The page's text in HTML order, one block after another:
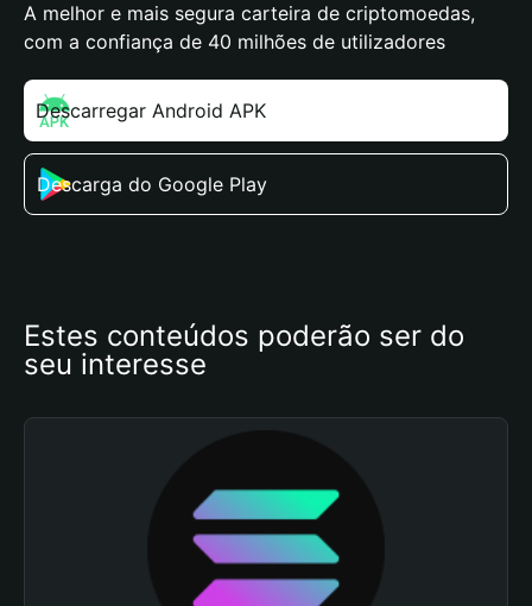
A melhor e mais segura carteira de criptomoedas,
com a confiança de 40 milhões de utilizadores
Descarregar Android APK
Descarga do Google Play
Estes conteúdos poderão ser do
seu interesse